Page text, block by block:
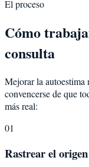
El proceso
Cómo
consulta
Mejorar la autoestima
convencerse de que
más real:
01
Rastrear el origen